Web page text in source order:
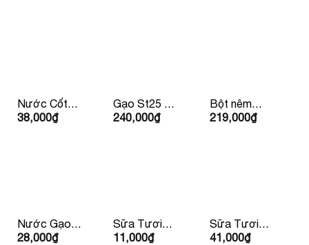
Nước Cốt
Dừa
38,000₫
Gạo St25 –
Gạo Ông
240,000₫
Bột nêm
Nhật Youki
219,000₫
Nước Gạo
Hàn Quốc
28,000₫
Sữa Tươi
Dalatmilk
11,000₫
Sữa Tươi
Dalatmilk
41,000₫